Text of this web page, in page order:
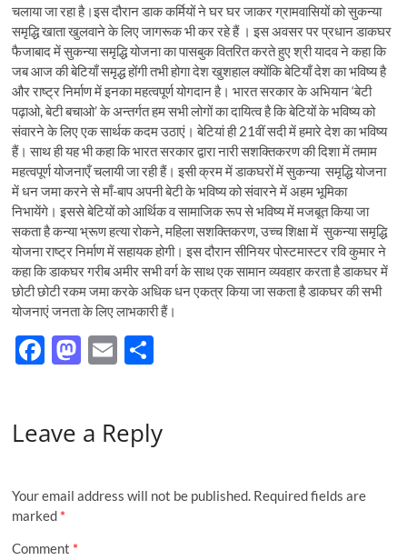
चलाया जा रहा है।इस दौरान डाक कर्मियों ने घर घर जाकर ग्रामवासियों को सुकन्या
समृद्धि खाता खुलवाने के लिए जागरूक भी कर रहे हैं । इस अवसर पर प्रधान डाकघर
फैजाबाद में सुकन्या समृद्धि योजना का पासबुक वितरित करते हुए श्री यादव ने कहा कि
जब आज की बेटियाँ समृद्ध होंगी तभी होगा देश खुशहाल क्योंकि बेटियाँ देश का भविष्य है
और राष्ट्र निर्माण में इनका महत्वपूर्ण योगदान है। भारत सरकार के अभियान ‘बेटी
पढ़ाओ, बेटी बचाओ’ के अन्तर्गत हम सभी लोगों का दायित्व है कि बेटियों के भविष्य को
संवारने के लिए एक सार्थक कदम उठाएं। बेटियां ही 21वीं सदी में हमारे देश का भविष्य
हैं। साथ ही यह भी कहा कि भारत सरकार द्वारा नारी सशक्तिकरण की दिशा में तमाम
महत्वपूर्ण योजनाएँ चलायी जा रही हैं। इसी क्रम में डाकघरों में सुकन्या समृद्धि योजना
में धन जमा करने से माँ-बाप अपनी बेटी के भविष्य को संवारने में अहम भूमिका
निभायेंगे। इससे बेटियों को आर्थिक व सामाजिक रूप से भविष्य में मजबूत किया जा
सकता है कन्या भ्रूण हत्या रोकने, महिला सशक्तिकरण, उच्च शिक्षा में सुकन्या समृद्धि
योजना राष्ट्र निर्माण में सहायक होगी। इस दौरान सीनियर पोस्टमास्टर रवि कुमार ने
कहा कि डाकघर गरीब अमीर सभी वर्ग के साथ एक सामान व्यवहार करता है डाकघर में
छोटी छोटी रकम जमा करके अधिक धन एकत्र किया जा सकता है डाकघर की सभी
योजनाएं जनता के लिए लाभकारी हैं।
F
b
o
k
M
d
n
E
e
Leave a Reply
Your email address will not be published. Required fields are
marked *
Comment *